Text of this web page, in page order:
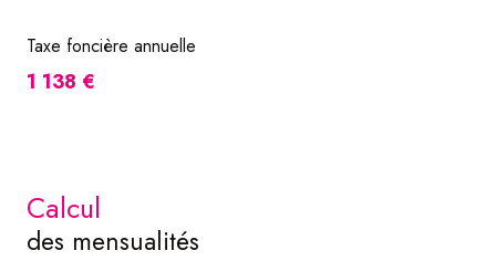
Taxe foncière annuelle
1 138 €
calcul
des mensualités